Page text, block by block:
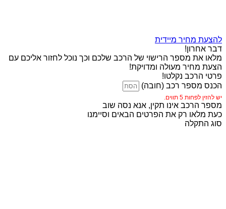
להצעת מחיר מיידית
דבר אחרון!
מלאו את מספר הרישוי של הרכב שלכם וכך נוכל לחזור אליכם עם
הצעת מחיר מעולה ומדויקת!
פרטי הרכב נקלטו!
הכנס מספר רכב (חובה)
יש להזין לפחות 5 תווים.
מספר הרכב אינו תקין, אנא נסה שוב
כעת מלאו רק את הפרטים הבאים וסיימנו
סוג התקלה